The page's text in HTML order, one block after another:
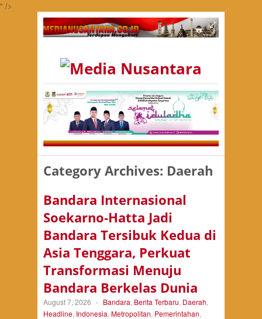
" />
Category Archives: Daerah
Bandara Internasional
Soekarno-Hatta Jadi
Bandara Tersibuk Kedua di
Asia Tenggara, Perkuat
Transformasi Menuju
Bandara Berkelas Dunia
August 7, 2026 - Bandara, Berita Terbaru, Daerah,
Headline, Indonesia, Metropolitan, Pemerintahan,